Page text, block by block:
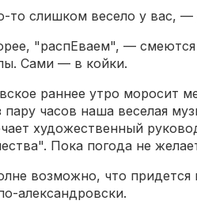
то слишком весело у вас, —
"распЕваем", — смеются
Сами — в койки.
раннее утро моросит
пару часов наша веселая
художественный
Пока погода не
возможно, что придется
александровски.